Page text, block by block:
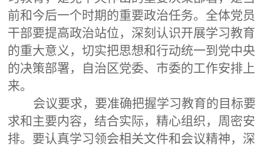
前和今后一个时期的重要政治任务。全体党员
干部要提高政治站位，深刻认识开展学习教育
的重大意义，切实把思想和行动统一到党中央
的决策部署，
自治区党委、市委的工作安排 上
来。
会议要求，要准确把握学习教育的目标要
求和主要内容，结合实际，精心组织，周密安
排。要认真学习领会相关文件和会议精神，深